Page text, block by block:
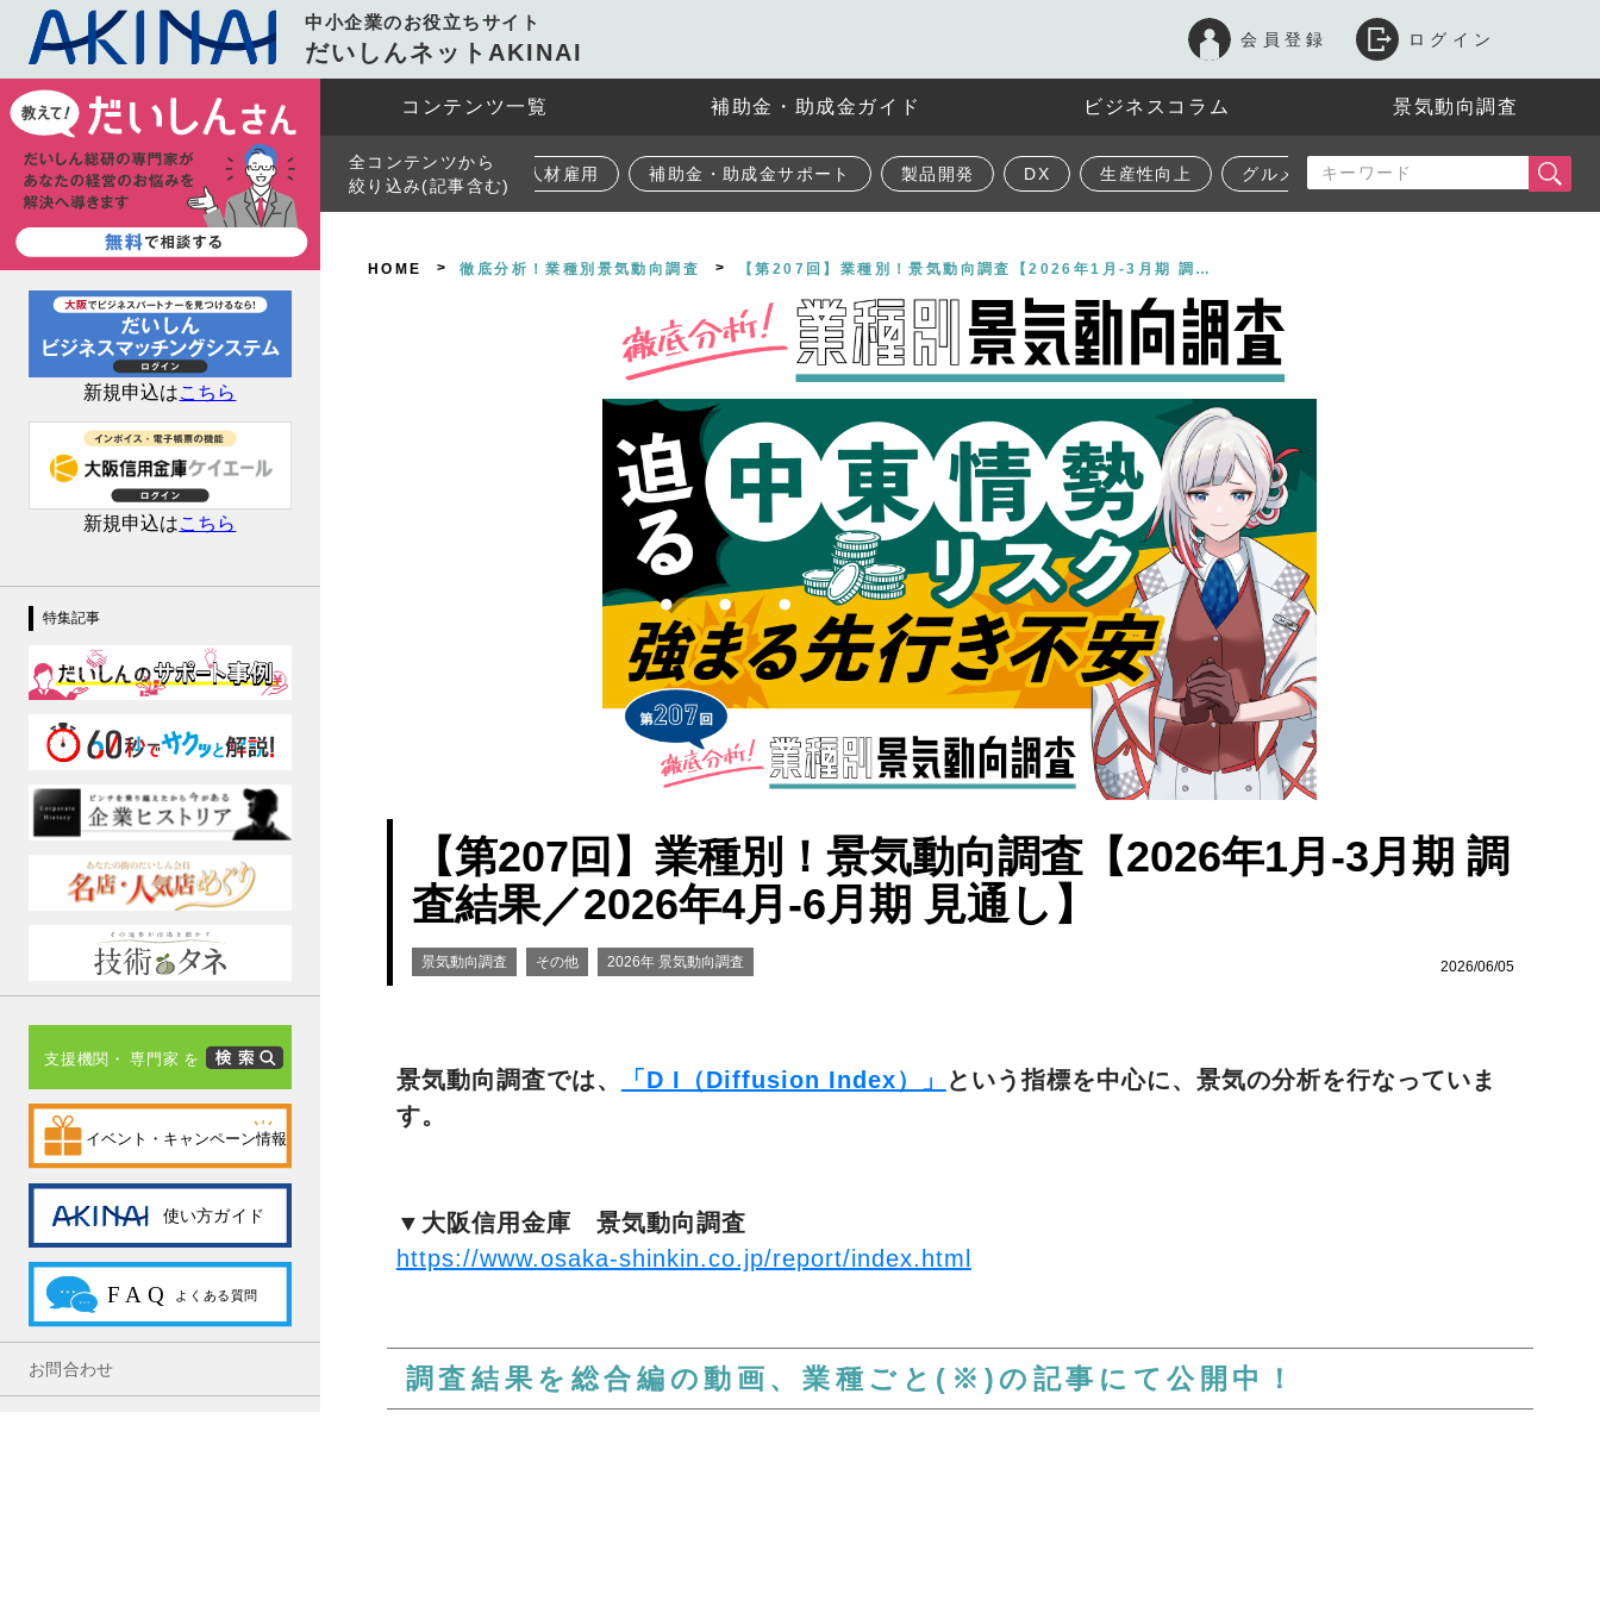
中小企業のお役立ちサイト
だいしんネットAKINAI 会員登録 ログイン
新規申込はこちら
新規申込はこちら
特集記事
お問合わせ
コンテンツ一覧 補助金・助成金ガイド ビジネスコラム 景気動向調査
全コンテンツから
絞り込み(記事含む)
人材雇用 補助金・助成金サポート 製品開発 DX 生産性向上 グルメ
HOME 徹底分析！業種別景気動向調査 【第207回】業種別！景気動向調査【2026年1月-3月期 調査結果／2026年4月-6月期 見通し】
【第207回】業種別！景気動向調査【2026年1月-3月期 調
査結果／2026年4月-6月期 見通し】
景気動向調査 その他 2026年 景気動向調査 2026/06/05
景気動向調査では、 「D I（Diffusion Index）」
という指標を中心に、景気の分析を行なっていま
す。
▼大阪信用金庫 景気動向調査
https://www.osaka-shinkin.co.jp/report/index.html
調査結果を総合編の動画、業種ごと(※)の記事にて公開中！